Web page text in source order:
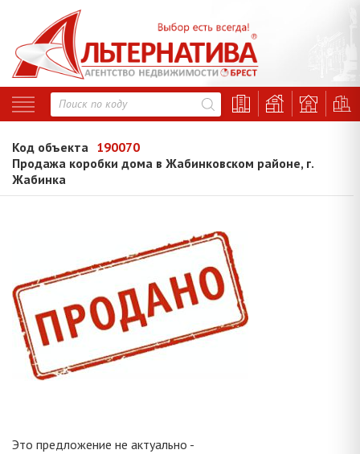
Код объекта 190070
Продажа коробки дома в Жабинковском районе, г.
Жабинка
Это предложение не актуально -